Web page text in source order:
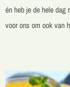
én heb je de hele dag
voor ons om ook van